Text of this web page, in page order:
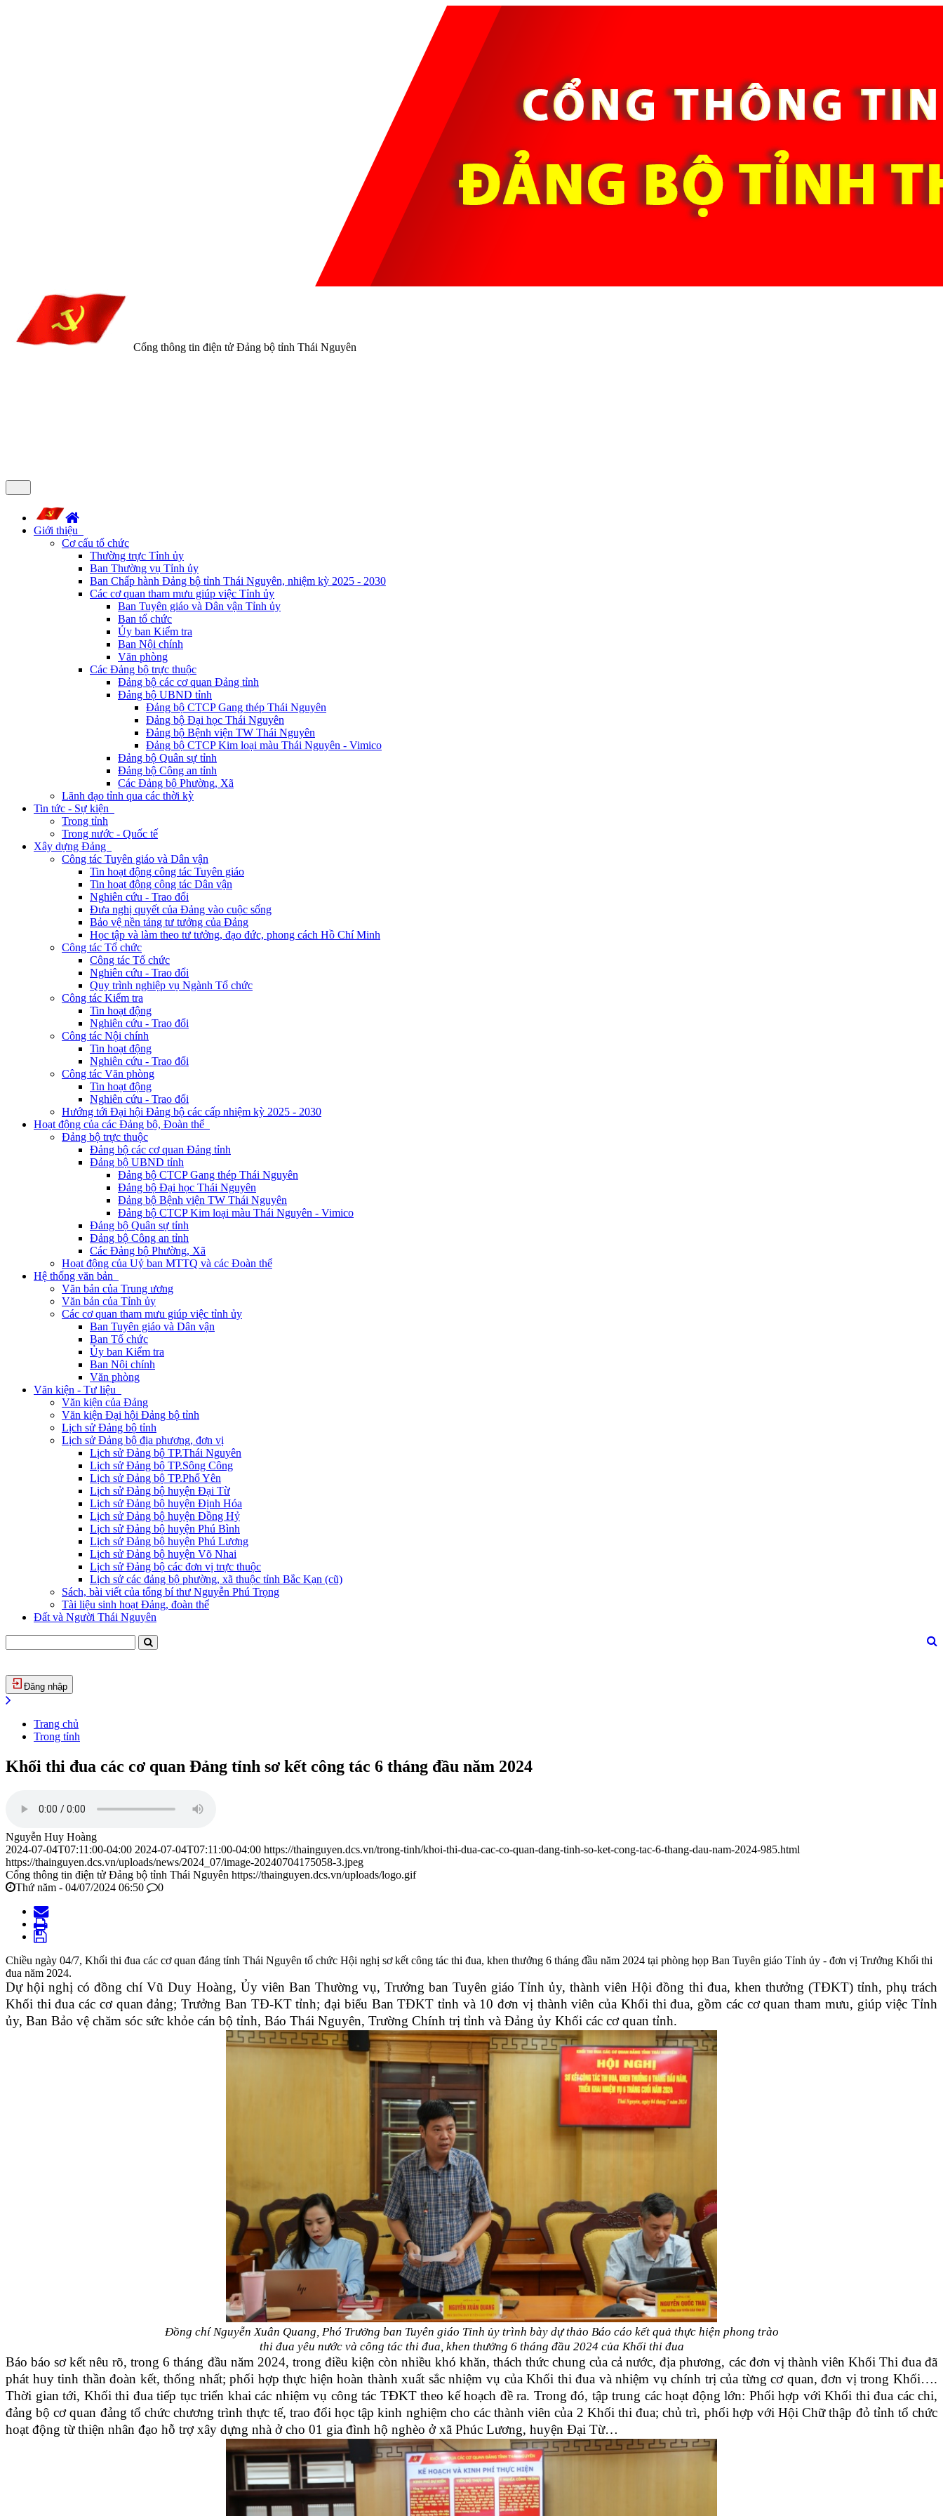
Cổng thông tin điện tử Đảng bộ tỉnh Thái Nguyên
Giới thiệu
Cơ cấu tổ chức
Thường trực Tỉnh ủy
Ban Thường vụ Tỉnh ủy
Ban Chấp hành Đảng bộ tỉnh Thái Nguyên, nhiệm kỳ 2025 - 2030
Các cơ quan tham mưu giúp việc Tỉnh ủy
Ban Tuyên giáo và Dân vận Tỉnh ủy
Ban tổ chức
Ủy ban Kiểm tra
Ban Nội chính
Văn phòng
Các Đảng bộ trực thuộc
Đảng bộ các cơ quan Đảng tỉnh
Đảng bộ UBND tỉnh
Đảng bộ CTCP Gang thép Thái Nguyên
Đảng bộ Đại học Thái Nguyên
Đảng bộ Bệnh viện TW Thái Nguyên
Đảng bộ CTCP Kim loại màu Thái Nguyên - Vimico
Đảng bộ Quân sự tỉnh
Đảng bộ Công an tỉnh
Các Đảng bộ Phường, Xã
Lãnh đạo tỉnh qua các thời kỳ
Tin tức - Sự kiện
Trong tỉnh
Trong nước - Quốc tế
Xây dựng Đảng
Công tác Tuyên giáo và Dân vận
Tin hoạt động công tác Tuyên giáo
Tin hoạt động công tác Dân vận
Nghiên cứu - Trao đổi
Đưa nghị quyết của Đảng vào cuộc sống
Bảo vệ nền tảng tư tưởng của Đảng
Học tập và làm theo tư tưởng, đạo đức, phong cách Hồ Chí Minh
Công tác Tổ chức
Công tác Tổ chức
Nghiên cứu - Trao đổi
Quy trình nghiệp vụ Ngành Tổ chức
Công tác Kiểm tra
Tin hoạt động
Nghiên cứu - Trao đổi
Công tác Nội chính
Tin hoạt động
Nghiên cứu - Trao đổi
Công tác Văn phòng
Tin hoạt động
Nghiên cứu - Trao đổi
Hướng tới Đại hội Đảng bộ các cấp nhiệm kỳ 2025 - 2030
Hoạt động của các Đảng bộ, Đoàn thể
Đảng bộ trực thuộc
Đảng bộ các cơ quan Đảng tỉnh
Đảng bộ UBND tỉnh
Đảng bộ CTCP Gang thép Thái Nguyên
Đảng bộ Đại học Thái Nguyên
Đảng bộ Bệnh viện TW Thái Nguyên
Đảng bộ CTCP Kim loại màu Thái Nguyên - Vimico
Đảng bộ Quân sự tỉnh
Đảng bộ Công an tỉnh
Các Đảng bộ Phường, Xã
Hoạt động của Uỷ ban MTTQ và các Đoàn thể
Hệ thống văn bản
Văn bản của Trung ương
Văn bản của Tỉnh ủy
Các cơ quan tham mưu giúp việc tỉnh ủy
Ban Tuyên giáo và Dân vận
Ban Tổ chức
Ủy ban Kiểm tra
Ban Nội chính
Văn phòng
Văn kiện - Tư liệu
Văn kiện của Đảng
Văn kiện Đại hội Đảng bộ tỉnh
Lịch sử Đảng bộ tỉnh
Lịch sử Đảng bộ địa phương, đơn vị
Lịch sử Đảng bộ TP.Thái Nguyên
Lịch sử Đảng bộ TP.Sông Công
Lịch sử Đảng bộ TP.Phổ Yên
Lịch sử Đảng bộ huyện Đại Từ
Lịch sử Đảng bộ huyện Định Hóa
Lịch sử Đảng bộ huyện Đồng Hỷ
Lịch sử Đảng bộ huyện Phú Bình
Lịch sử Đảng bộ huyện Phú Lương
Lịch sử Đảng bộ huyện Võ Nhai
Lịch sử Đảng bộ các đơn vị trực thuộc
Lịch sử các đảng bộ phường, xã thuộc tỉnh Bắc Kạn (cũ)
Sách, bài viết của tổng bí thư Nguyễn Phú Trọng
Tài liệu sinh hoạt Đảng, đoàn thể
Đất và Người Thái Nguyên
Đăng nhập
Trang chủ
Trong tỉnh
Khối thi đua các cơ quan Đảng tỉnh sơ kết công tác 6 tháng đầu năm 2024
Nguyễn Huy Hoàng
2024-07-04T07:11:00-04:00 2024-07-04T07:11:00-04:00 https://thainguyen.dcs.vn/trong-tinh/khoi-thi-dua-cac-co-quan-dang-tinh-so-ket-cong-tac-6-thang-dau-nam-2024-985.html
https://thainguyen.dcs.vn/uploads/news/2024_07/image-20240704175058-3.jpeg
Cổng thông tin điện tử Đảng bộ tỉnh Thái Nguyên https://thainguyen.dcs.vn/uploads/logo.gif
Thứ năm - 04/07/2024 06:50
0
Chiều ngày 04/7, Khối thi đua các cơ quan đảng tỉnh Thái Nguyên tổ chức Hội nghị sơ kết công tác thi đua, khen thưởng 6 tháng đầu năm 2024 tại phòng họp Ban Tuyên giáo Tỉnh ủy - đơn vị Trưởng Khối thi
đua năm 2024.
Dự hội nghị có đồng chí Vũ Duy Hoàng, Ủy viên Ban Thường vụ, Trưởng ban Tuyên giáo Tỉnh ủy, thành viên Hội đồng thi đua, khen thưởng (TĐKT) tỉnh, phụ trách
Khối thi đua các cơ quan đảng; Trưởng Ban TĐ-KT tỉnh; đại biểu Ban TĐKT tỉnh và 10 đơn vị thành viên của Khối thi đua, gồm các cơ quan tham mưu, giúp việc Tỉnh
ủy, Ban Bảo vệ chăm sóc sức khỏe cán bộ tỉnh, Báo Thái Nguyên, Trường Chính trị tỉnh và Đảng ủy Khối các cơ quan tỉnh.
Đồng chí Nguyễn Xuân Quang, Phó Trưởng ban Tuyên giáo Tỉnh ủy trình bày dự thảo Báo cáo kết quả thực hiện phong trào
thi đua yêu nước và công tác thi đua, khen thưởng 6 tháng đầu 2024 của Khối thi đua
Báo báo sơ kết nêu rõ, trong 6 tháng đầu năm 2024, trong điều kiện còn nhiều khó khăn, thách thức chung của cả nước, địa phương, các đơn vị thành viên Khối Thi đua đã
phát huy tinh thần đoàn kết, thống nhất; phối hợp thực hiện hoàn thành xuất sắc nhiệm vụ của Khối thi đua và nhiệm vụ chính trị của từng cơ quan, đơn vị trong Khối….
Thời gian tới, Khối thi đua tiếp tục triển khai các nhiệm vụ công tác TĐKT theo kế hoạch đề ra. Trong đó, tập trung các hoạt động lớn: Phối hợp với Khối thi đua các chi,
đảng bộ cơ quan đảng tổ chức chương trình thực tế, trao đổi học tập kinh nghiệm cho các thành viên của 2 Khối thi đua; chủ trì, phối hợp với Hội Chữ thập đỏ tỉnh tổ chức
hoạt động từ thiện nhân đạo hỗ trợ xây dựng nhà ở cho 01 gia đình hộ nghèo ở xã Phúc Lương, huyện Đại Từ…